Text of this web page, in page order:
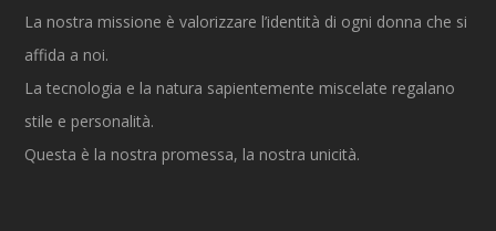
La nostra missione è valorizzare l’identità di ogni donna che si
affida a noi.
La tecnologia e la natura sapientemente miscelate regalano
stile e personalità.
Questa è la nostra promessa, la nostra unicità.